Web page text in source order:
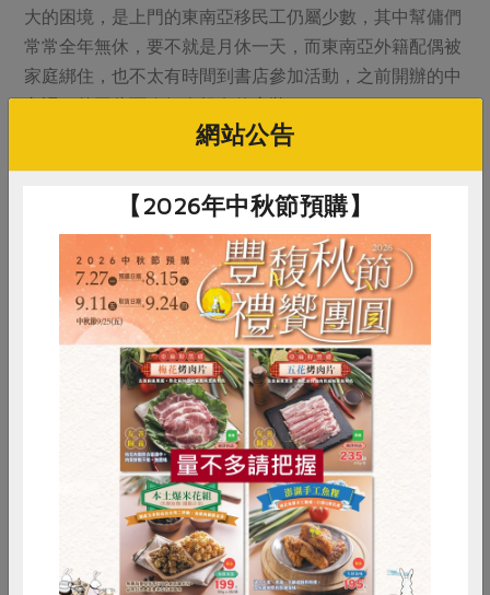
大的困境，是上門的東南亞移民工仍屬少數，其中幫傭們
常常全年無休，要不就是月休一天，而東南亞外籍配偶被
家庭綁住，也不太有時間到書店參加活動，之前開辦的中
文課程曾因此面臨無人報名的窘狀。
少有休息時間，是東南亞移民工共同的問題，但還是有許
南亞移民工書寫，張正於二○一四年發起第一屆移民工文
學獎。許多全年無休的東南亞移工們利用工作的空檔書寫
自己的生命困境，讓情緒有了出口。獲得優選獎的Erin
Sumarsini，受到張正為東南亞移民工募書的感動，加上
早年家貧無法上大學的遺憾，計畫於二○一五年七月回鄉
開設GEMAS圖書館，服務當地的小孩和母親，也將開辦
講座等活動。
而「師生手牽手，搖向外婆橋」活動的成功，也讓內政部
移民署、新北市政府、國泰慈善基金會等單位紛紛開辦類
似的活動，促進多元文化的交流。張正說，發動這些活動
後捲起很大的能量，吸引不少志工和媒體。「能量不會那
麼容易停下來，我不想辜負大家。」他苦思著如何讓書店
的服務更貼近東南亞移民工的需求，讓他們也能在異鄉感
RPET 食譜 減硝酸鹽
雞蛋 食安 共同購買
網站公告
【2026年中秋節預購】